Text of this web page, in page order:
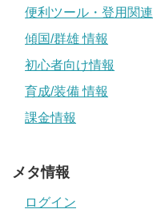
便利ツール・登用関連
傾国/群雄 情報
初心者向け情報
育成/装備 情報
課金情報
メタ情報
ログイン